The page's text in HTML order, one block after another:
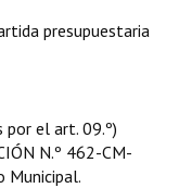
presupuestaria
el art. 09.º)
N.º 462-CM-
Municipal.